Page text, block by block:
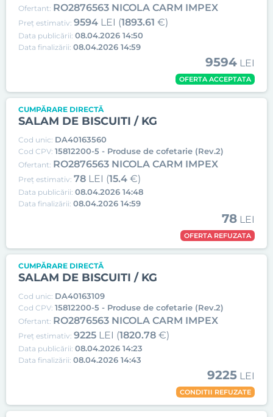
Ofertant: RO2876563 NICOLA CARM IMPEX
Preț estimativ: 9594 LEI (1893.61 €)
Data publicării: 08.04.2026 14:50
Data finalizării: 08.04.2026 14:59
9594 LEI
OFERTA ACCEPTATA
CUMPĂRARE DIRECTĂ
SALAM DE BISCUITI / KG
Cod unic: DA40163560
Cod CPV: 15812200-5 - Produse de cofetarie (Rev.2)
Ofertant: RO2876563 NICOLA CARM IMPEX
Preț estimativ: 78 LEI (15.4 €)
Data publicării: 08.04.2026 14:48
Data finalizării: 08.04.2026 14:59
78 LEI
OFERTA REFUZATA
CUMPĂRARE DIRECTĂ
SALAM DE BISCUITI / KG
Cod unic: DA40163109
Cod CPV: 15812200-5 - Produse de cofetarie (Rev.2)
Ofertant: RO2876563 NICOLA CARM IMPEX
Preț estimativ: 9225 LEI (1820.78 €)
Data publicării: 08.04.2026 14:23
Data finalizării: 08.04.2026 14:43
9225 LEI
CONDITII REFUZATE